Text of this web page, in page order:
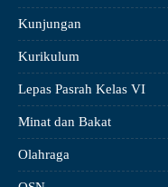
Kunjungan
Kurikulum
Lepas Pasrah Kelas VI
Minat dan Bakat
Olahraga